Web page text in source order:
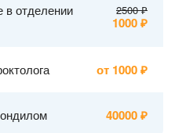
в отделении
2500
1000
от 1000
40000